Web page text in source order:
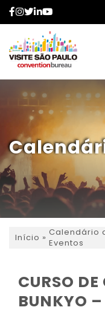
Facebook
Instagram
Twitter
LinkedIn
Início » Calendário
Eventos
CURSO
BUNKYO